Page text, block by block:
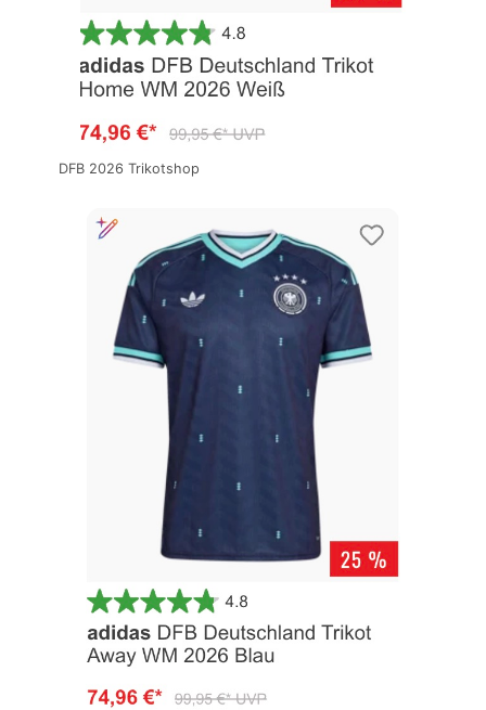
DFB 2026 Trikotshop